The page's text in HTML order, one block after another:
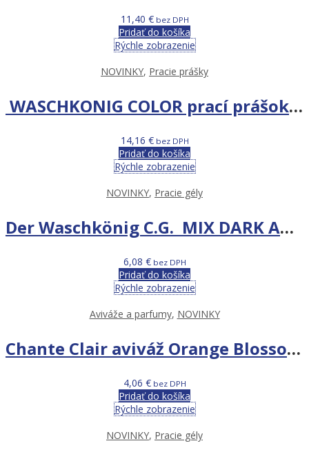
11,40 €bez DPH
Pridať do košíka
Rýchle zobrazenie
NOVINKY, Pracie prášky
WASCHKONIG COLOR prací prášok 6kg BOX 100WL ORANGE AND COTTON EXTRACTS limited edition
14,16 €bez DPH
Pridať do košíka
Rýchle zobrazenie
NOVINKY, Pracie gély
Der Waschkönig C.G. MIX DARK AND BLACK 3L 100PD
6,08 €bez DPH
Pridať do košíka
Rýchle zobrazenie
Aviváže a parfumy, NOVINKY
Chante Clair aviváž Orange Blossom & Narcissus 1,14 L
4,06 €bez DPH
Pridať do košíka
Rýchle zobrazenie
NOVINKY, Pracie gély